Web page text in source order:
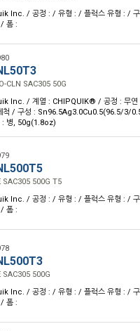
Inc. / 공정 : / 유형 : / 플럭스 유형 : /
폼 :
CLN SAC305 50G
Inc. / 계열 : CHIPQUIK® / 공정 : 무연
척 / 구성 : Sn96.5Ag3.0Cu0.5(96.5/3/
: 병, 50g(1.8oz)
SAC305 500G T5
Inc. / 공정 : / 유형 : / 플럭스 유형 : /
폼 :
SAC305 500G
Inc. / 공정 : / 유형 : / 플럭스 유형 : /
폼 :